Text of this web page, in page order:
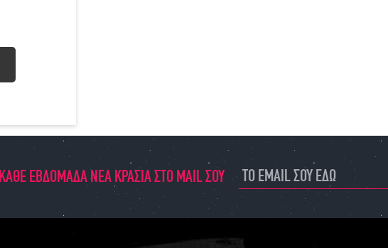
ΚΑΘΕ ΕΒΔΟΜΑΔΑ ΝΕΑ ΚΡΑΣΙΑ ΣΤΟ MAIL ΣΟΥ